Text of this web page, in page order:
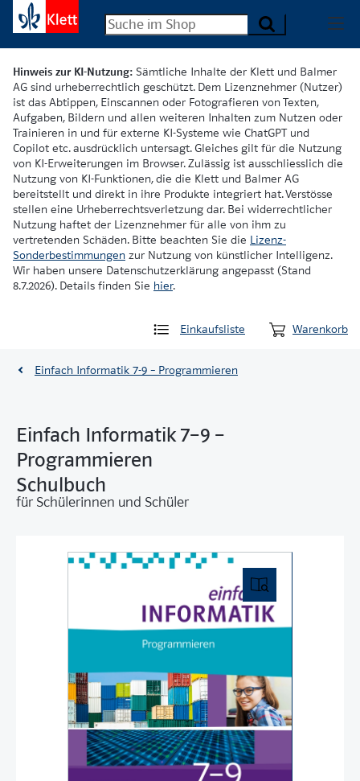
Hinweis zur KI-Nutzung: Sämtliche Inhalte der Klett und Balmer
AG sind urheberrechtlich geschützt. Dem Lizenznehmer (Nutzer)
ist das Abtippen, Einscannen oder Fotografieren von Texten,
Aufgaben, Bildern und allen weiteren Inhalten zum Nutzen oder
Trainieren in und für externe KI-Systeme wie ChatGPT und
Copilot etc. ausdrücklich untersagt. Gleiches gilt für die Nutzung
von KI-Erweiterungen im Browser. Zulässig ist ausschliesslich die
Nutzung von KI-Funktionen, die die Klett und Balmer AG
bereitstellt und direkt in ihre Produkte integriert hat. Verstösse
stellen eine Urheberrechtsverletzung dar. Bei widerrechtlicher
Nutzung haftet der Lizenznehmer für alle von ihm zu
vertretenden Schäden. Bitte beachten Sie die Lizenz-
Sonderbestimmungen zur Nutzung von künstlicher Intelligenz.
Wir haben unsere Datenschutzerklärung angepasst (Stand
8.7.2026). Details finden Sie hier.
Einkaufsliste Warenkorb
Einfach Informatik 7-9 – Programmieren
Einfach Informatik 7–9 –
Programmieren
Schulbuch
für Schülerinnen und Schüler